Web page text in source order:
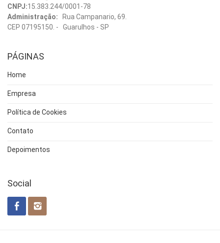
CNPJ:15.383.244/0001-78
Administração: Rua Campanario, 69.
CEP 07195150. - Guarulhos - SP
PÁGINAS
Home
Empresa
Política de Cookies
Contato
Depoimentos
Social